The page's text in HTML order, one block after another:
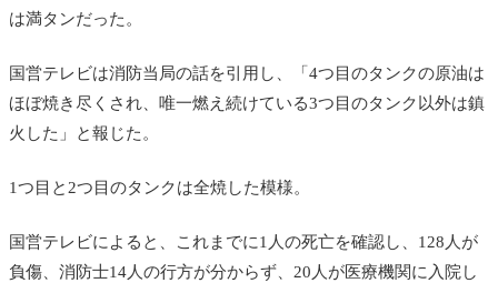
は満タンだった。
国営テレビは消防当局の話を引用し、「4つ目のタンクの原油は
ほぼ焼き尽くされ、唯一燃え続けている3つ目のタンク以外は鎮
火した」と報じた。
1つ目と2つ目のタンクは全焼した模様。
国営テレビによると、これまでに1人の死亡を確認し、128人が
負傷、消防士14人の行方が分からず、20人が医療機関に入院し